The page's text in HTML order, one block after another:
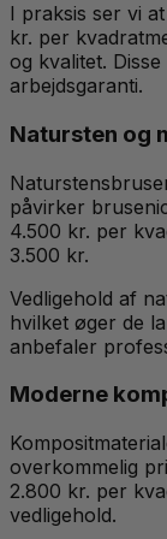
I praksis ser vi
kr. per
og kvalitet.
arbejdsgaranti.
Natursten og
påvirker
4.500 kr. per
3.500 kr.
Vedligehold af
hvilket øger de
anbefaler
Moderne
overkommelig
2.800 kr. per
vedligehold.